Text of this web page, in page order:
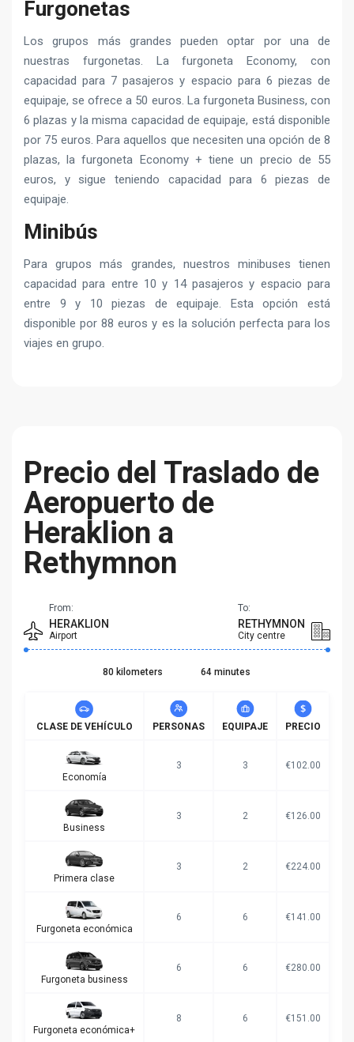
Furgonetas
Los grupos más grandes pueden optar por una de
nuestras furgonetas. La furgoneta Economy, con
capacidad para 7 pasajeros y espacio para 6 piezas de
equipaje, se ofrece a 50 euros. La furgoneta Business, con
6 plazas y la misma capacidad de equipaje, está disponible
por 75 euros. Para aquellos que necesiten una opción de 8
plazas, la furgoneta Economy + tiene un precio de 55
euros, y sigue teniendo capacidad para 6 piezas de
equipaje.
Minibús
Para grupos más grandes, nuestros minibuses tienen
capacidad para entre 10 y 14 pasajeros y espacio para
entre 9 y 10 piezas de equipaje. Esta opción está
disponible por 88 euros y es la solución perfecta para los
viajes en grupo.
Precio del Traslado de
Aeropuerto de
Heraklion a
Rethymnon
From:
HERAKLION
Airport
To:
RETHYMNON
City centre
80 kilometers 64 minutes
CLASE DE VEHÍCULO PERSONAS EQUIPAJE PRECIO
Economía
3 3 €102.00
Business
3 2 €126.00
Primera clase
3 2 €224.00
Furgoneta económica
6 6 €141.00
Furgoneta business
6 6 €280.00
Furgoneta económica+
8 6 €151.00